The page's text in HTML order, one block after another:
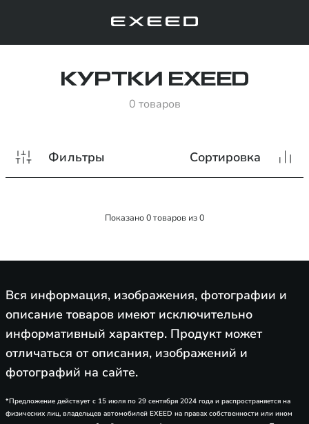
КУРТКИ EXEED
0 товаров
Фильтры Сортировка
Показано0товаров из0
Вся информация, изображения, фотографии и
описание товаров имеют исключительно
информативный характер. Продукт может
отличаться от описания, изображений и
фотографий на сайте.
*Предложение действует с 15 июля по 29 сентября 2024 года и распространяется на
физических лиц, владельцев автомобилей EXEED на правах собственности или ином